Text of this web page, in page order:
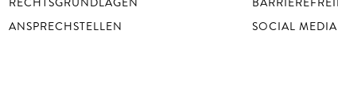
ANSPRECHSTELLEN
SOCIAL MEDIA